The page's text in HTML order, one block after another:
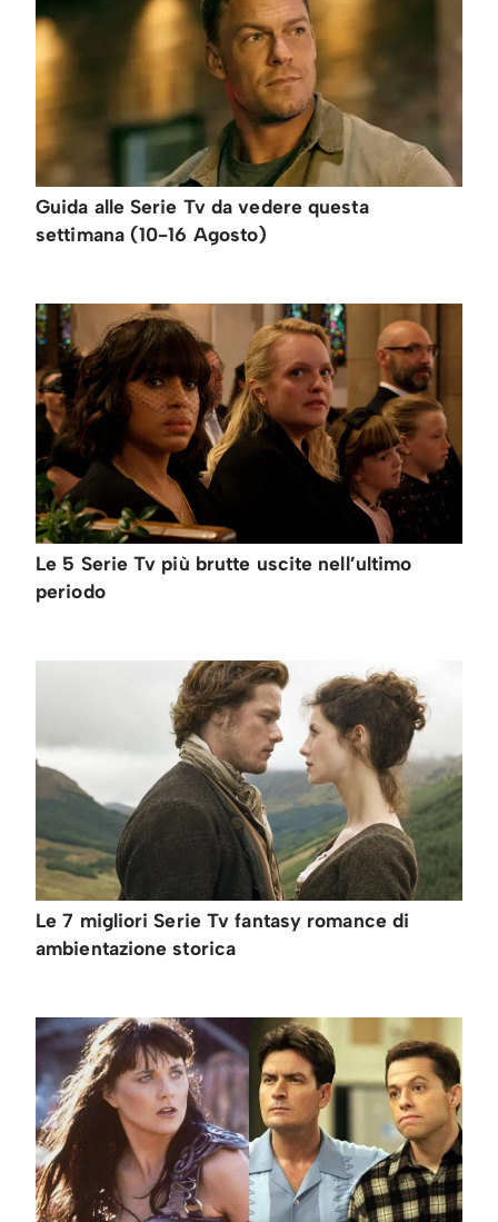
Guida alle Serie Tv da vedere questa
settimana (10-16 Agosto)
Le 5 Serie Tv più brutte uscite nell’ultimo
periodo
Le 7 migliori Serie Tv fantasy romance di
ambientazione storica